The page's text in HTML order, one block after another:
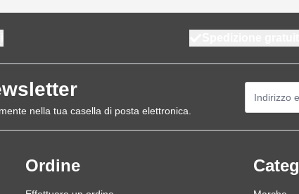
nella tua casella di posta elettronica.
Ordine